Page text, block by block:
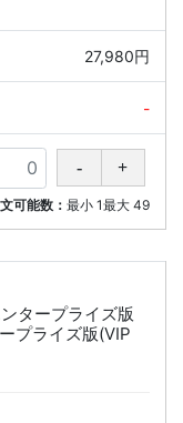
27,980円
-
可能数： 最小 1最大 49
タープライズ版
プライズ版(VIP